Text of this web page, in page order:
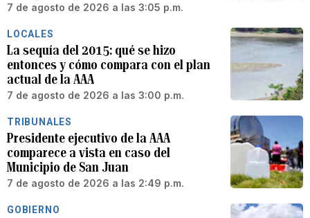
7 de agosto de 2026 a las 3:05 p.m.
LOCALES
La sequía del 2015: qué se hizo
entonces y cómo compara con el plan
actual de la AAA
7 de agosto de 2026 a las 3:00 p.m.
TRIBUNALES
Presidente ejecutivo de la AAA
comparece a vista en caso del
Municipio de San Juan
7 de agosto de 2026 a las 2:49 p.m.
GOBIERNO